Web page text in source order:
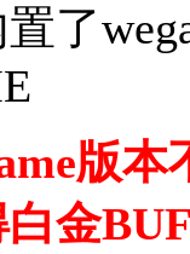
置了
版
金